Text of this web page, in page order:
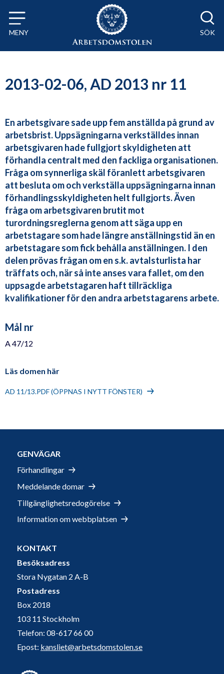
Till innehåll på sidan x
MENY SÖK
2013-02-06, AD 2013 nr 11
En arbetsgivare sade upp fem anställda på grund av
arbetsbrist. Uppsägningarna verkställdes innan
arbetsgivaren hade fullgjort skyldigheten att
förhandla centralt med den fackliga organisationen.
Fråga om synnerliga skäl föranlett arbetsgivaren
att besluta om och verkställa uppsägningarna innan
förhandlingsskyldigheten helt fullgjorts. Även
fråga om arbetsgivaren brutit mot
turordningsreglerna genom att säga upp en
arbetstagare som hade längre anställningstid än en
arbetstagare som fick behålla anställningen. I den
delen prövas frågan om en s.k. avtalsturlista har
träffats och, när så inte anses vara fallet, om den
uppsagde arbetstagaren haft tillräckliga
kvalifikationer för den andra arbetstagarens arbete.
Mål nr
A 47/12
Läs domen här
AD 11/13.PDF (ÖPPNAS I NYTT FÖNSTER)
GENVÄGAR
Förhandlingar
Meddelande domar
Tillgänglighetsredogörelse
Information om webbplatsen
KONTAKT
Besöksadress
Stora Nygatan 2 A-B
Postadress
Box 2018
103 11 Stockholm
Telefon: 08-617 66 00
Epost: kansliet@arbetsdomstolen.se